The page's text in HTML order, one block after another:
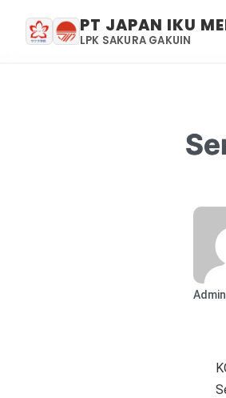
PT JAPAN IKU
LPK SAKURA GAKUIN